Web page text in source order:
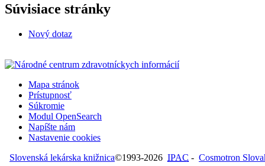
Súvisiace stránky
Nový dotaz
Mapa stránok
Prístupnosť
Súkromie
Modul OpenSearch
Napíšte nám
Nastavenie cookies
Slovenská lekárska knižnica©1993-2026 IPAC - Cosmotron